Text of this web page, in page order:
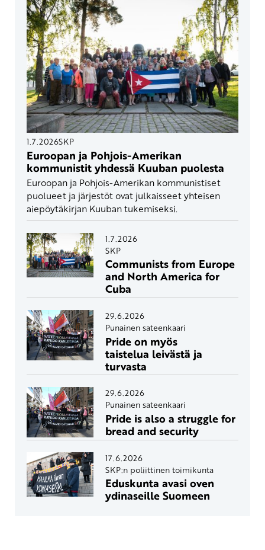
1.7.2026SKP
Euroopan ja Pohjois-Amerikan
kommunistit yhdessä Kuuban puolesta
Euroopan ja Pohjois-Amerikan kommunistiset
puolueet ja järjestöt ovat julkaisseet yhteisen
aiepöytäkirjan Kuuban tukemiseksi.
1.7.2026
SKP
Communists from Europe
and North America for
Cuba
29.6.2026
Punainen sateenkaari
Pride on myös
taistelua leivästä ja
turvasta
29.6.2026
Punainen sateenkaari
Pride is also a struggle for
bread and security
17.6.2026
SKP:n poliittinen toimikunta
Eduskunta avasi oven
ydinaseille Suomeen